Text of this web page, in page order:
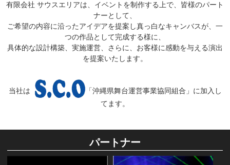
有限会社 サウスエリアは、イベントを制作する上で、皆様のパート
ナーとして、
ご希望の内容に沿ったアイデアを提案し真っ白なキャンバスが、一
つの作品として完成する様に、
具体的な設計構築、実施運営、さらに、お客様に感動を与える演出
を提案いたします。
当社は
「沖縄県舞台運営事業協同組合」に加入し
てます。
パートナー